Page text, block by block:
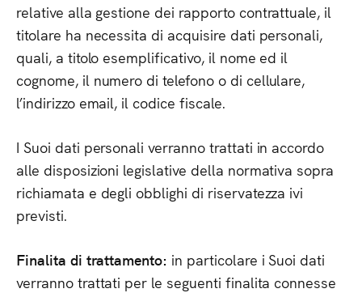
relative alla gestione dei rapporto contrattuale, il
titolare ha necessita di acquisire dati personali,
quali, a titolo esemplificativo, il nome ed il
cognome, il numero di telefono o di cellulare,
l’indirizzo email, il codice fiscale.
I Suoi dati personali verranno trattati in accordo
alle disposizioni legislative della normativa sopra
richiamata e degli obblighi di riservatezza ivi
previsti.
Finalita di trattamento: in particolare i Suoi dati
verranno trattati per le seguenti finalita connesse